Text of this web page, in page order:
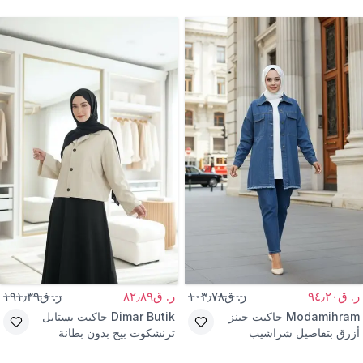
ر. ق٩٤٫٢٠ ر. ق١٠٣٫٧٨
Modamihram جاكيت جينز
أزرق بتفاصيل شراشيب
ر. ق٨٢٫٨٩ ر. ق١٩١٫٣٩
Dimar Butik جاكيت بستايل
ترنشكوت بيج بدون بطانة